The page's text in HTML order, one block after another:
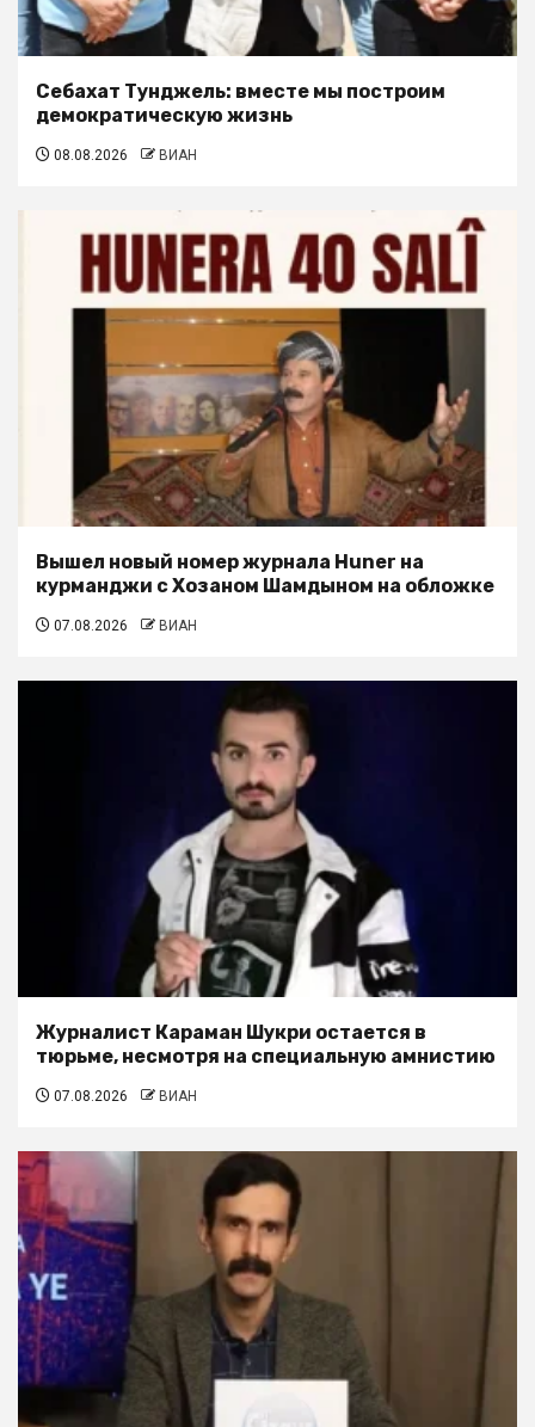
Себахат Тунджель: вместе мы построим
демократическую жизнь
08.08.2026 ВИАН
Вышел новый номер журнала Huner на
курманджи с Хозаном Шамдыном на обложке
07.08.2026 ВИАН
Журналист Караман Шукри остается в
тюрьме, несмотря на специальную амнистию
07.08.2026 ВИАН